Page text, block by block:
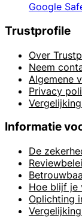
Google
Trustprofile
Over
Neem
Algemene
Privacy
Informatie
De
Hoe blijf je
Oplichting